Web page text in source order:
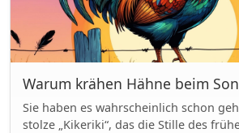
Warum krähen Hähne beim
Sie haben es wahrscheinlich schon
stolze „Kikeriki“, das die Stille des